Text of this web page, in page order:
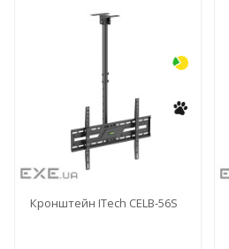
Кронштейн ITech CELB-56S